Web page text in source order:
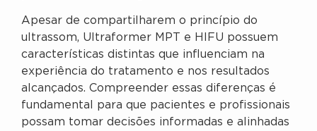
Apesar de compartilharem o princípio do
ultrassom, Ultraformer MPT e HIFU possuem
características distintas que influenciam na
experiência do tratamento e nos resultados
alcançados. Compreender essas diferenças é
fundamental para que pacientes e profissionais
possam tomar decisões informadas e alinhadas